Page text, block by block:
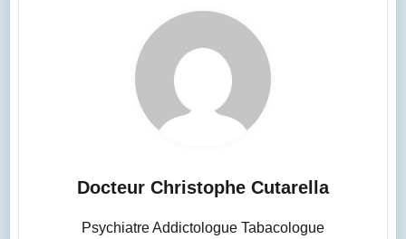
Docteur Christophe Cutarella
Psychiatre Addictologue Tabacologue